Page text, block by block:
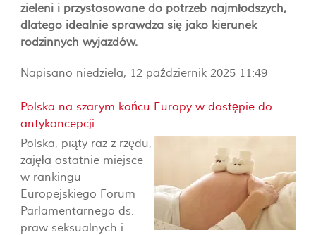
zieleni i przystosowane do potrzeb najmłodszych,
dlatego idealnie sprawdza się jako kierunek
rodzinnych wyjazdów.
Napisano niedziela, 12 październik 2025 11:49
Polska na szarym końcu Europy w dostępie do
antykoncepcji
Polska, piąty raz z rzędu,
zajęła ostatnie miejsce
w rankingu
Europejskiego Forum
Parlamentarnego ds.
praw seksualnych i